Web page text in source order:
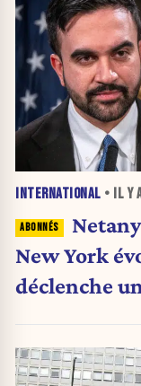
INTERNATIONAL • IL Y
New York
déclenche